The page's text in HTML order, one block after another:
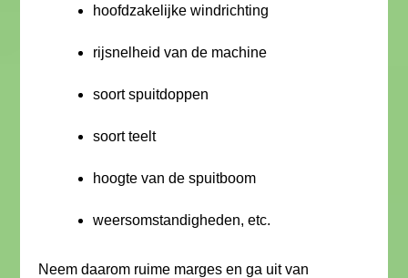
hoofdzakelijke windrichting
rijsnelheid van de machine
soort spuitdoppen
soort teelt
hoogte van de spuitboom
weersomstandigheden, etc.
Neem daarom ruime marges en ga uit van